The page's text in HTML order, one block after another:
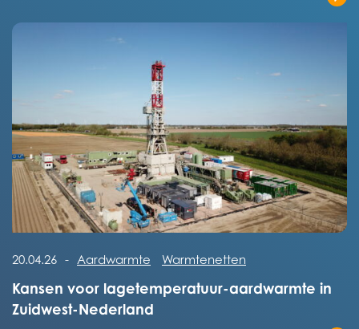
Lees het volledige bericht
Kansen voor lagetemperatuur-aardwarmte in
Zuidwest-Nederland
20.04.26 - Aardwarmte Warmtenetten